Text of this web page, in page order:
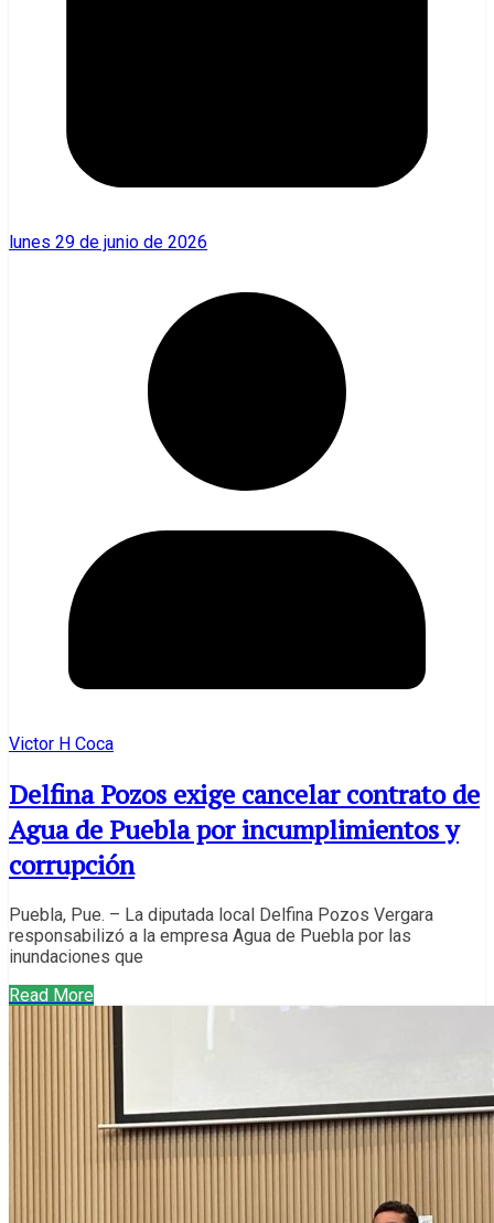
lunes 29 de junio de 2026
Victor H Coca
Delfina Pozos exige cancelar contrato de
Agua de Puebla por incumplimientos y
corrupción
Puebla, Pue. – La diputada local Delfina Pozos Vergara
responsabilizó a la empresa Agua de Puebla por las
inundaciones que
Read More